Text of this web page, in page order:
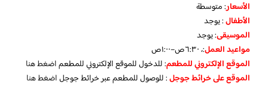
الأسعار:متوسطة
الأطفال:يوجد
الموسيقى:يوجد
مواعيد العمل:، ٦:٣٠ص–١:٠٠ص
الموقع الإلكتروني للمطعم: للدخول للموقع الإلكتروني للمطعماضغط هنا
الموقع على خرائط جوجل: للوصول للمطعم عبر خرائط جوجلاضغط هنا